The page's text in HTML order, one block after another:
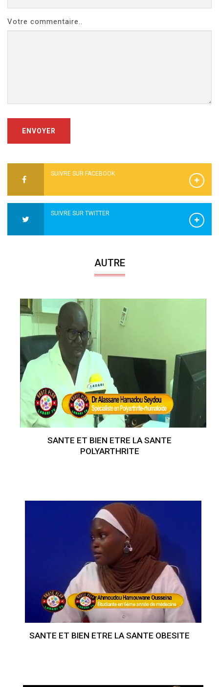
Votre commentaire..
ENVOYER
SUIVRE SUR FACEBOOK
SUIVRE SUR TWITTER
AUTRE
SANTE ET BIEN ETRE LA SANTE
POLYARTHRITE
SANTE ET BIEN ETRE LA SANTE OBESITE